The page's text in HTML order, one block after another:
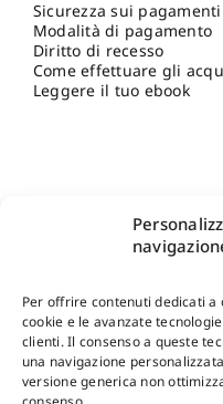
Per offrire contenuti dedicati
cookie e le avanzate
clienti. Il consenso a queste
una navigazione
versione generica non
Sicurezza sui pagamenti
Modalità di pagamento
Diritto di recesso
Come effettuare gli
Leggere il tuo ebook
Shop Gangemi Editore-